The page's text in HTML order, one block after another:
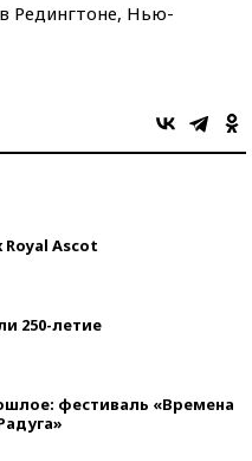
Редингтоне, Нью-
Ascot
250-летие
фестиваль «Времена